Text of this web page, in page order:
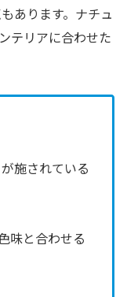
あります。ナチュ
テリアに合わせた
施されている
味と合わせる